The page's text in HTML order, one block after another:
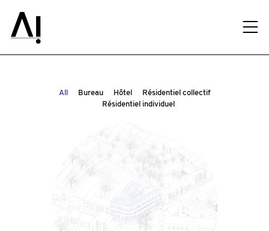
All Bureau Hôtel
Résidentiel collectif
Résidentiel individuel